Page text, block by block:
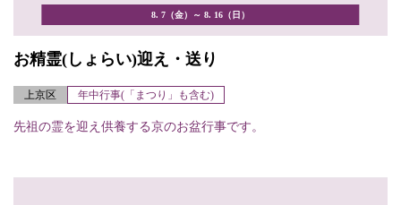
8. 7（金）～ 8. 16（日）
お精霊(しょらい)迎え・送り
上京区 年中行事(「まつり」も含む)
先祖の霊を迎え供養する京のお盆行事です。